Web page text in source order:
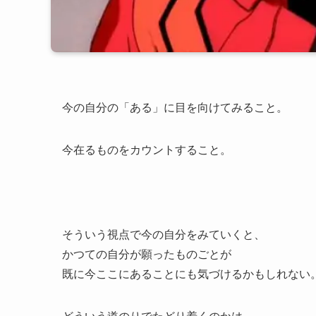
今の自分の「ある」に目を向けてみること。
今在るものをカウントすること。
そういう視点で今の自分をみていくと、
かつての自分が願ったものごとが
既に今ここにあることにも気づけるかもしれない